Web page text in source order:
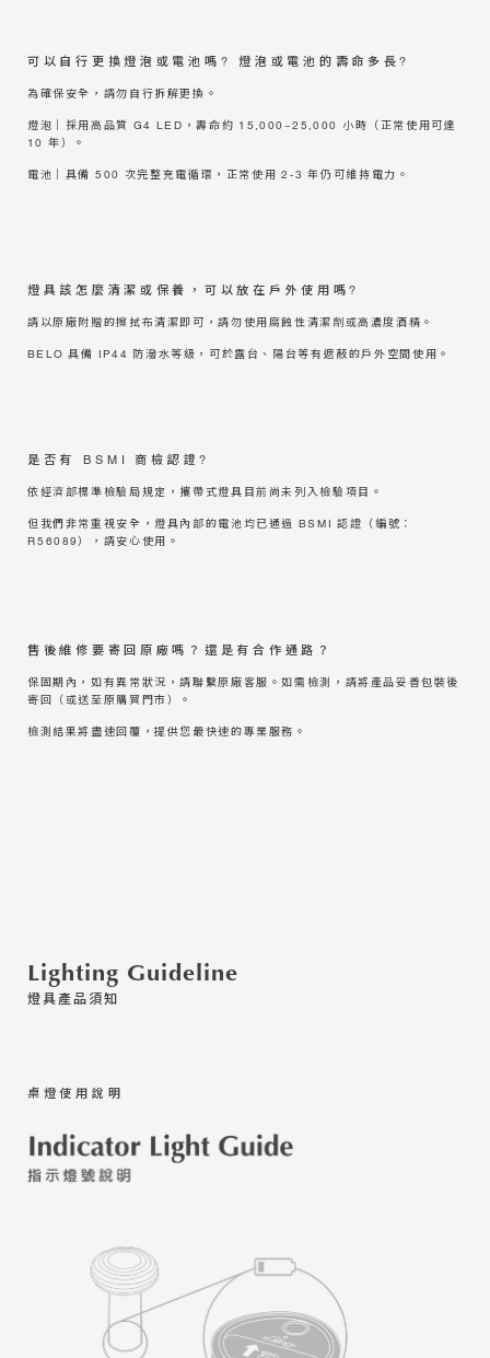
可以自行更換燈泡或電池嗎? 燈泡或電池的壽命多長?
為確保安全，請勿自行拆解更換。
燈泡｜採用高品質 G4 LED，壽命約 15,000~25,000 小時（正常使用可達
10 年）。
電池｜具備 500 次完整充電循環，正常使用 2-3 年仍可維持電力。
燈具該怎麼清潔或保養，可以放在戶外使用嗎?
請以原廠附贈的擦拭布清潔即可，請勿使用腐蝕性清潔劑或高濃度酒精。
BELO 具備 IP44 防潑水等級，可於露台、陽台等有遮蔽的戶外空間使用。
是否有 BSMI 商檢認證?
依經濟部標準檢驗局規定，攜帶式燈具目前尚未列入檢驗項目。
但我們非常重視安全，燈具內部的電池均已通過 BSMI 認證（編號：
R56089），請安心使用。
售後維修要寄回原廠嗎？還是有合作通路？
保固期內，如有異常狀況，請聯繫原廠客服。如需檢測，請將產品妥善包裝後
寄回（或送至原購買門市）。
檢測結果將盡速回覆，提供您最快速的專業服務 。
Lighting Guideline
燈具產品須知
桌燈使用說明